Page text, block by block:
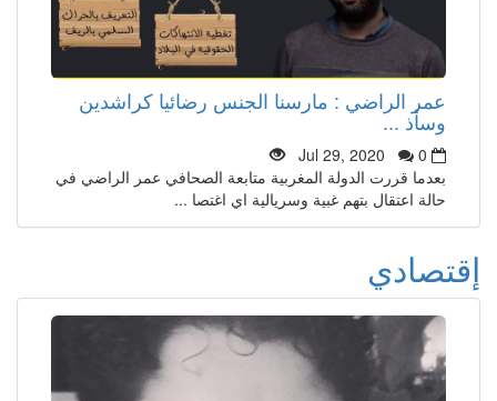
عمر الراضي : مارسنا الجنس رضائيا كراشدين
وسأذ ...
Jul 29, 2020
0
بعدما قررت الدولة المغربية متابعة الصحافي عمر الراضي في
حالة اعتقال بتهم غبية وسريالية اي اغتصا ...
إقتصادي